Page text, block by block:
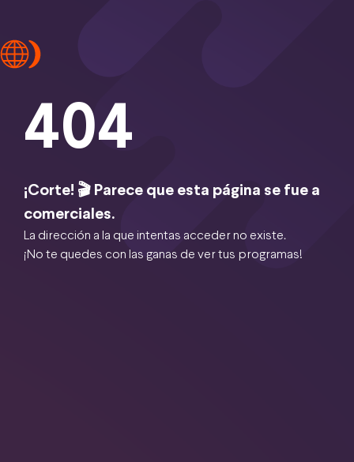
404
¡Corte! 🎬 Parece que esta página se fue a
comerciales.
La dirección a la que intentas acceder no existe.
¡No te quedes con las ganas de ver tus programas!